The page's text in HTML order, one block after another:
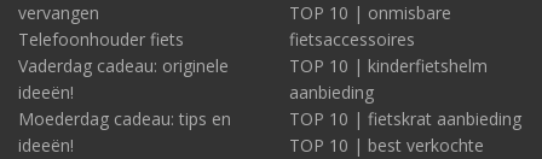
vervangen
Telefoonhouder fiets
Vaderdag cadeau: originele
ideeën!
Moederdag cadeau: tips en
ideeën!
TOP 10 | onmisbare
fietsaccessoires
TOP 10 | kinderfietshelm
aanbieding
TOP 10 | fietskrat aanbieding
TOP 10 | best verkochte